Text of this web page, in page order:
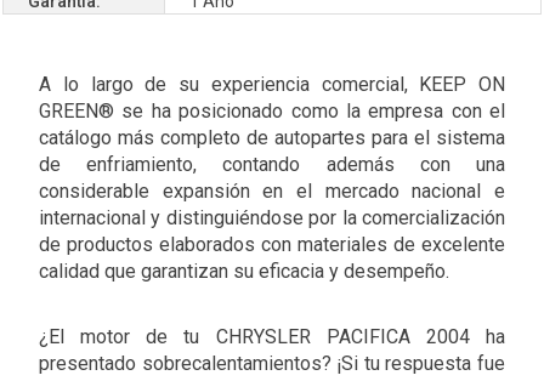
A lo largo de su experiencia comercial, KEEP ON
GREEN® se ha posicionado como la empresa con el
catálogo más completo de autopartes para el sistema
de enfriamiento, contando además con una
considerable expansión en el mercado nacional e
internacional y distinguiéndose por la comercialización
de productos elaborados con materiales de excelente
calidad que garantizan su eficacia y desempeño.
¿El motor de tu CHRYSLER PACIFICA 2004 ha
presentado sobrecalentamientos? ¡Si tu respuesta fue